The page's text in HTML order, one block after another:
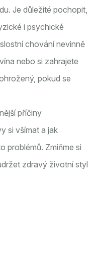
Je důležité pochopit,
i psychické
chování nevinně
nebo si zahrajete
pokud se
příčiny
si všímat a jak
problémů. Zmiňme si
zdravý životní styl